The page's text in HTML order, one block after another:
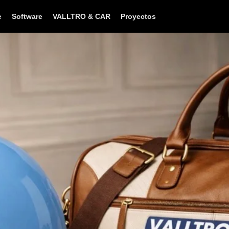
Software VALLTRO & CAR Proyectos